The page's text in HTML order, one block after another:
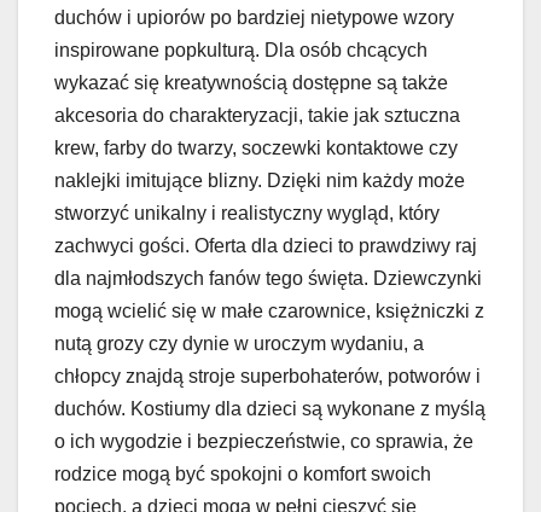
duchów i upiorów po bardziej nietypowe wzory
inspirowane popkulturą. Dla osób chcących
wykazać się kreatywnością dostępne są także
akcesoria do charakteryzacji, takie jak sztuczna
krew, farby do twarzy, soczewki kontaktowe czy
naklejki imitujące blizny. Dzięki nim każdy może
stworzyć unikalny i realistyczny wygląd, który
zachwyci gości. Oferta dla dzieci to prawdziwy raj
dla najmłodszych fanów tego święta. Dziewczynki
mogą wcielić się w małe czarownice, księżniczki z
nutą grozy czy dynie w uroczym wydaniu, a
chłopcy znajdą stroje superbohaterów, potworów i
duchów. Kostiumy dla dzieci są wykonane z myślą
o ich wygodzie i bezpieczeństwie, co sprawia, że
rodzice mogą być spokojni o komfort swoich
pociech, a dzieci mogą w pełni cieszyć się